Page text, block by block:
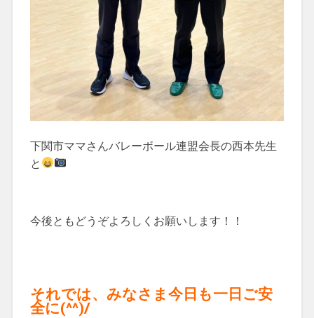
下関市ママさんバレーボール連盟会長の西本先生
と
今後ともどうぞよろしくお願いします！！
それでは、みなさま今日も一日ご安
全に(^^)/